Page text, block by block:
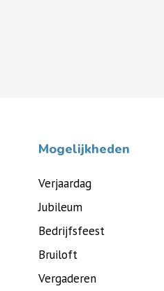
Mogelijkheden
Verjaardag
Jubileum
Bedrijfsfeest
Bruiloft
Vergaderen